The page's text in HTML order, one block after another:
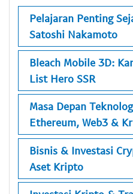
Pelajaran Penting
Satoshi Nakamoto
Bleach Mobile 3D:
List Hero SSR
Masa Depan
Ethereum, Web3 &
Bisnis & Investasi
Aset Kripto